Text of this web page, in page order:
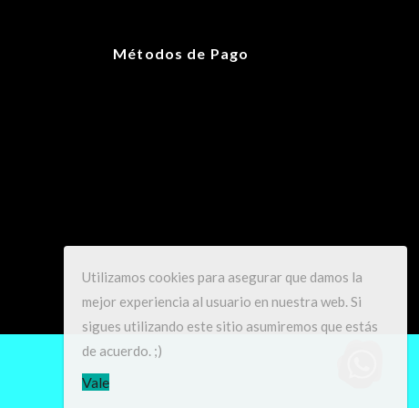
Métodos de Pago
Utilizamos cookies para asegurar que damos la
mejor experiencia al usuario en nuestra web. Si
sigues utilizando este sitio asumiremos que estás
de acuerdo. ;)
Vale